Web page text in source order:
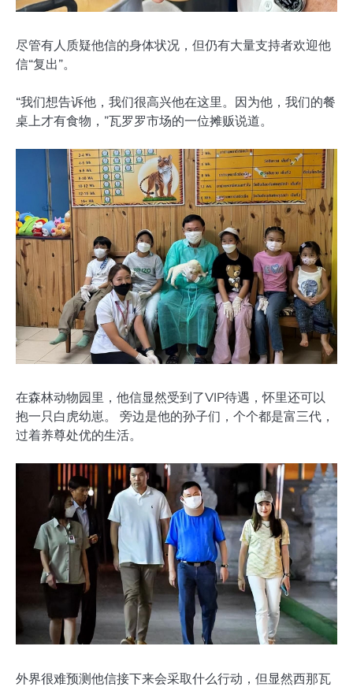
尽管有人质疑他信的身体状况，但仍有大量支持者欢迎他
信“复出”。
“我们想告诉他，我们很高兴他在这里。因为他，我们的餐
桌上才有食物，”瓦罗罗市场的一位摊贩说道。
在森林动物园里，他信显然受到了VIP待遇，怀里还可以
抱一只白虎幼崽。 旁边是他的孙子们，个个都是富三代，
过着养尊处优的生活。
外界很难预测他信接下来会采取什么行动，但显然西那瓦